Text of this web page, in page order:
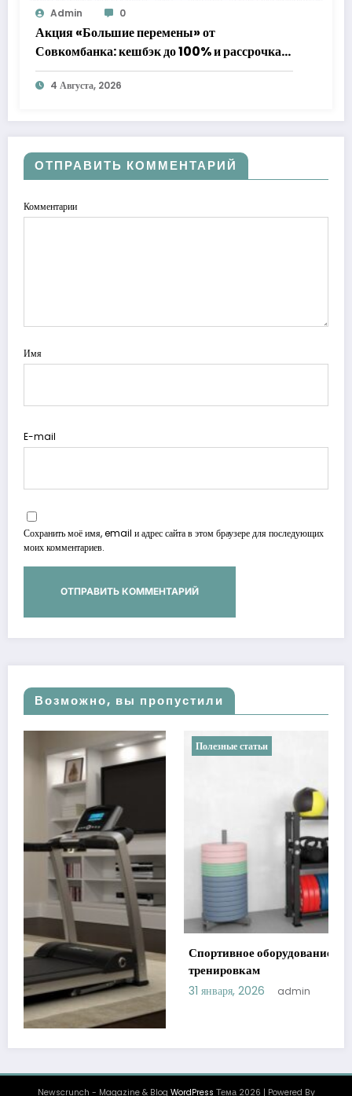
Admin 0
Акция «Большие перемены» от
Совкомбанка: кешбэк до 100% и рассрочка
до 24 месяцев с «Халвой»
4 Августа, 2026
ОТПРАВИТЬ КОММЕНТАРИЙ
Комментарии
Имя
E-mail
Сохранить моё имя, email и адрес сайта в этом браузере для последующих
моих комментариев.
Возможно, вы пропустили
Полезные статьи
Спортивное оборудование: ключ к эффективным
тренировкам
31 января, 2026 admin
Newscrunch - Magazine & BlogWordPressТема 2026 | Powered By